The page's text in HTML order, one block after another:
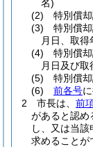
名)
(2)
特別償
(3)
特別償
月日、取
(4)
特別償
月日及び取
(5)
特別償
(6)
前各号
2
市長は、 前
があると認め
し、又は当
求めることが